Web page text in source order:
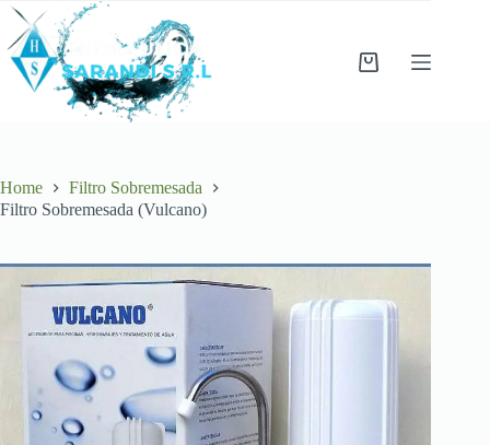
Skip
content
Shopping
Home
Filtro Sobremesada
Filtro Sobremesada (Vulcano)